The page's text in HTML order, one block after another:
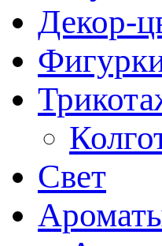
Декор-
Свет